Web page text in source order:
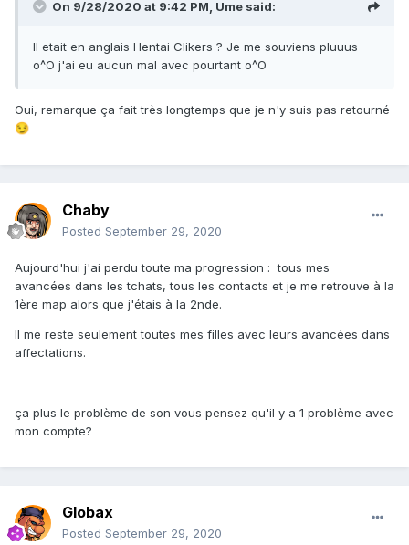
On 9/28/2020 at 9:42 PM, Ume said:
Il etait en anglais Hentai Clikers ? Je me souviens pluuus
o^O j'ai eu aucun mal avec pourtant o^O
Oui, remarque ça fait très longtemps que je n'y suis pas retourné
😏
Chaby
Posted September 29, 2020
Aujourd'hui j'ai perdu toute ma progression : tous mes
avancées dans les tchats, tous les contacts et je me retrouve à la
1ère map alors que j'étais à la 2nde.
Il me reste seulement toutes mes filles avec leurs avancées dans
affectations.
ça plus le problème de son vous pensez qu'il y a 1 problème avec
mon compte?
Globax
Posted September 29, 2020